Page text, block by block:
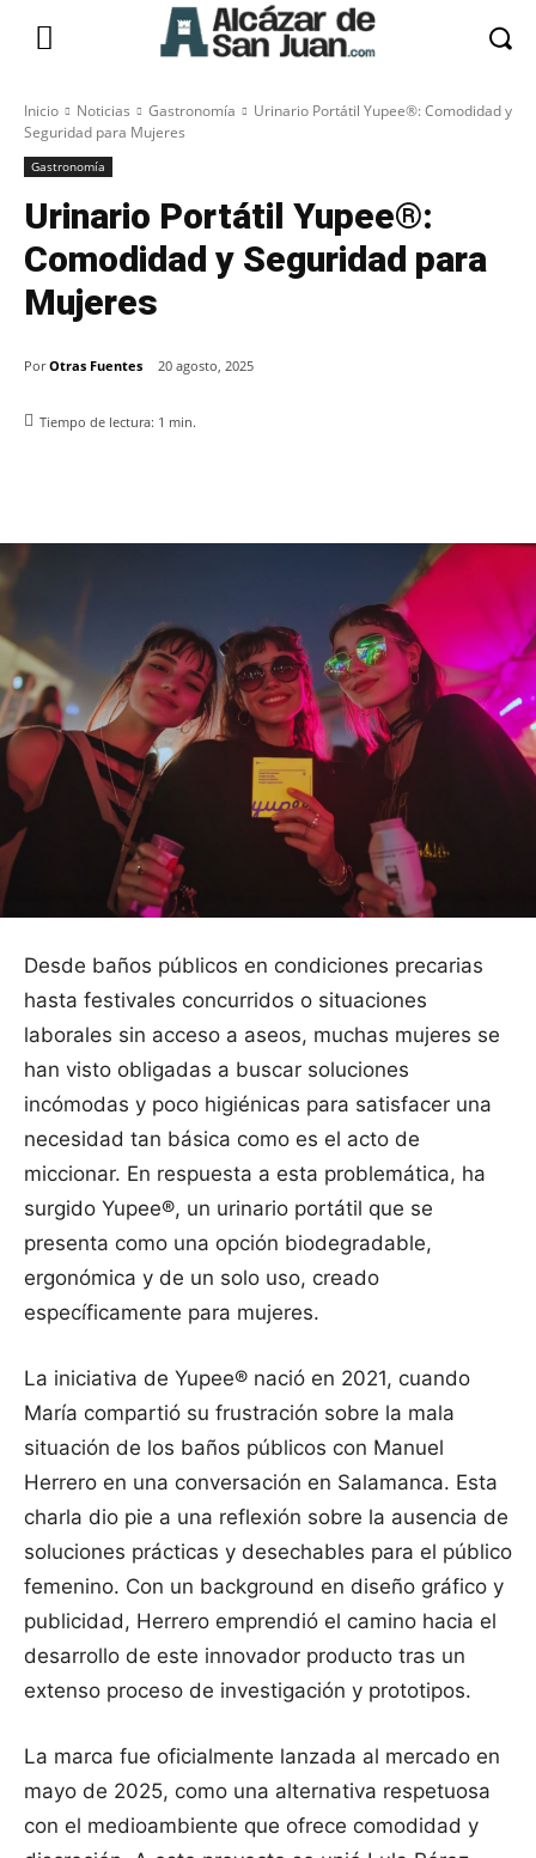
Inicio Noticias Gastronomía
Urinario Portátil Yupee®: Comodidad y
Seguridad para Mujeres
Gastronomía
Urinario Portátil Yupee®:
Comodidad y Seguridad para
Mujeres
Por Otras Fuentes 20 agosto, 2025
Tiempo de lectura: 1 min.
Desde baños públicos en condiciones precarias
hasta festivales concurridos o situaciones
laborales sin acceso a aseos, muchas mujeres se
han visto obligadas a buscar soluciones
incómodas y poco higiénicas para satisfacer una
necesidad tan básica como es el acto de
miccionar. En respuesta a esta problemática, ha
surgido Yupee®, un urinario portátil que se
presenta como una opción biodegradable,
ergonómica y de un solo uso, creado
específicamente para mujeres.
La iniciativa de Yupee® nació en 2021, cuando
María compartió su frustración sobre la mala
situación de los baños públicos con Manuel
Herrero en una conversación en Salamanca. Esta
charla dio pie a una reflexión sobre la ausencia de
soluciones prácticas y desechables para el público
femenino. Con un background en diseño gráfico y
publicidad, Herrero emprendió el camino hacia el
desarrollo de este innovador producto tras un
extenso proceso de investigación y prototipos.
La marca fue oficialmente lanzada al mercado en
mayo de 2025, como una alternativa respetuosa
con el medioambiente que ofrece comodidad y